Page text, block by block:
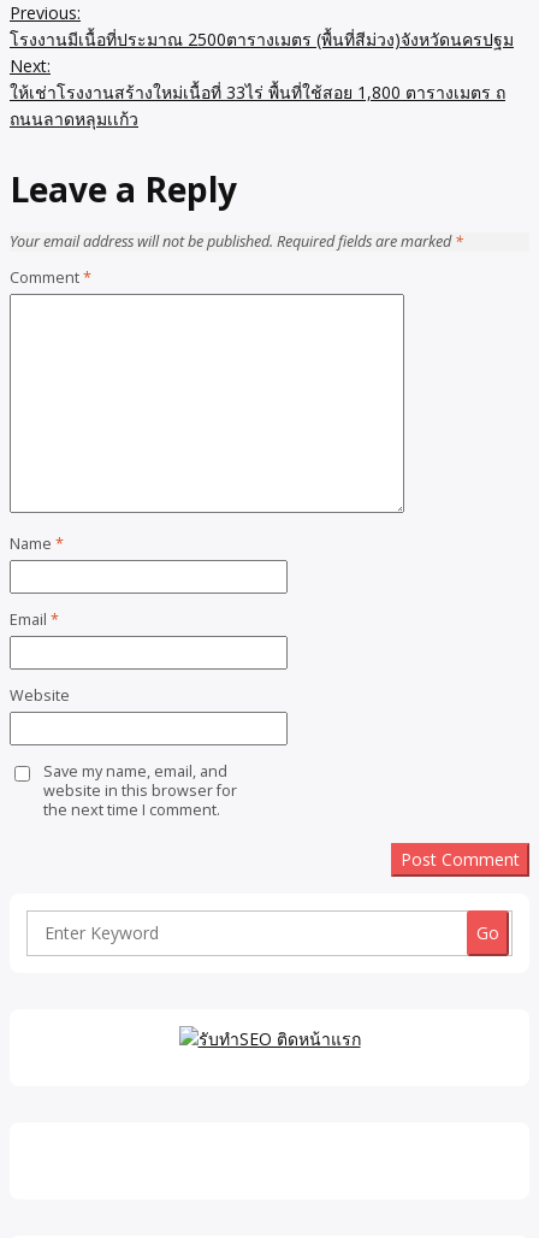
Post
navigation
Previous:
โรงงานมีเนื้อที่ประมาณ 2500ตารางเมตร (พื้นที่สีม่วง)จังหวัดนครปฐม
Next:
ให้เช่าโรงงานสร้างใหม่เนื้อที่ 33ไร่ พื้นที่ใช้สอย 1,800 ตารางเมตร ถ
ถนนลาดหลุมเเก้ว
Leave a Reply
Your email address will not be published. Required fields are marked*
Comment*
Name *
Email *
Website
Save my name, email, and
website in this browser for
the next time I comment.
Search